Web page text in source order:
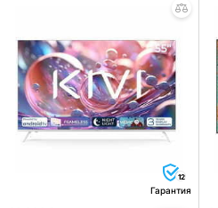
12
Гарантия